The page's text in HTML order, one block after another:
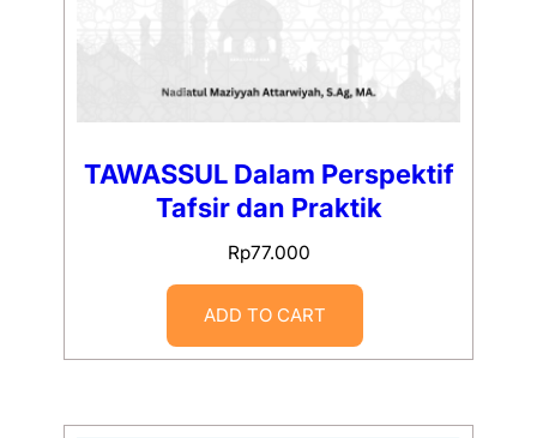
TAWASSUL Dalam Perspektif
Tafsir dan Praktik
Rp77.000
ADD TO CART